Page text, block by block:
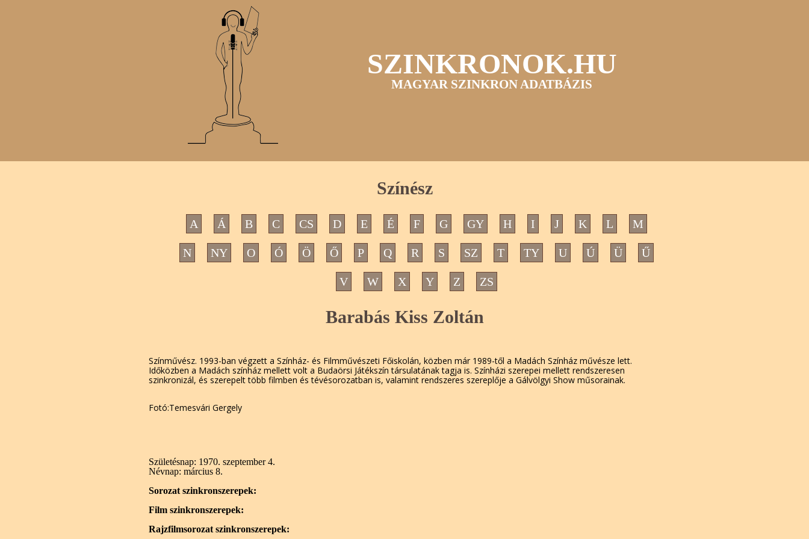
SZINKRONOK.HU
MAGYAR SZINKRON ADATBÁZIS
Színész
A Á B C CS D E É F G GY H I J K L M
N NY O Ó Ö Ő P Q R S SZ T TY U Ú Ü Ű
V W X Y Z ZS
Barabás Kiss Zoltán
Színművész. 1993-ban végzett a Színház- és Filmművészeti Főiskolán, közben már 1989-től a Madách Színház művésze lett.
Időközben a Madách színház mellett volt a Budaörsi Játékszín társulatának tagja is. Színházi szerepei mellett rendszeresen
szinkronizál, és szerepelt több filmben és tévésorozatban is, valamint rendszeres szereplője a Gálvölgyi Show műsorainak.
Fotó:Temesvári Gergely
Születésnap: 1970. szeptember 4.
Névnap: március 8.
Sorozat szinkronszerepek:
Film szinkronszerepek:
Rajzfilmsorozat szinkronszerepek: